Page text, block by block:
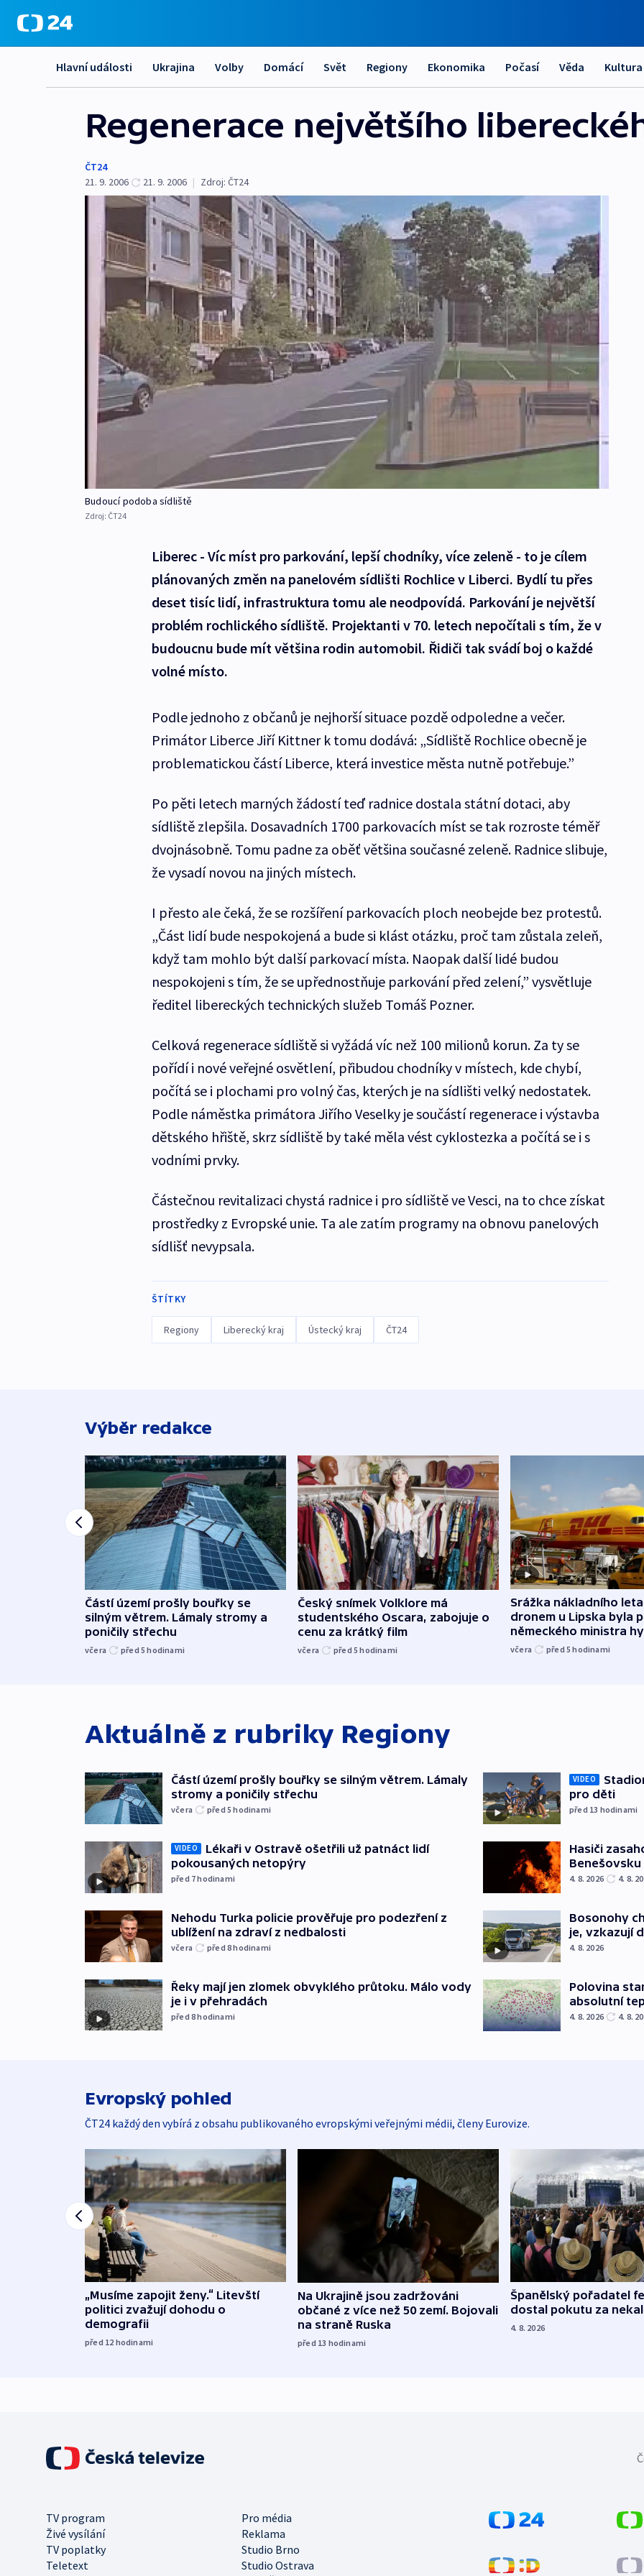
Hlavní události Ukrajina Volby Domácí Svět Regiony Ekonomika Počasí Věda Kultura
Regenerace největšího
ČT24
21. 9. 2006
21. 9. 2006 | Zdroj: ČT24
Budoucí podoba sídliště
Zdroj: ČT24
Liberec - Víc míst pro parkování, lepší chodníky, více zeleně - to je cílem
plánovaných změn na panelovém sídlišti Rochlice v Liberci. Bydlí tu přes
deset tisíc lidí, infrastruktura tomu ale neodpovídá. Parkování je největší
problém rochlického sídliště. Projektanti v 70. letech nepočítali s tím, že v
budoucnu bude mít většina rodin automobil. Řidiči tak svádí boj o každé
volné místo.
Podle jednoho z občanů je nejhorší situace pozdě odpoledne a večer.
Primátor Liberce Jiří Kittner k tomu dodává: „Sídliště Rochlice obecně je
problematickou částí Liberce, která investice města nutně potřebuje.”
Po pěti letech marných žádostí teď radnice dostala státní dotaci, aby
sídliště zlepšila. Dosavadních 1700 parkovacích míst se tak rozroste téměř
dvojnásobně. Tomu padne za oběť většina současné zeleně. Radnice slibuje,
že vysadí novou na jiných místech.
I přesto ale čeká, že se rozšíření parkovacích ploch neobejde bez protestů.
„Část lidí bude nespokojená a bude si klást otázku, proč tam zůstala zeleň,
když tam mohlo být další parkovací místa. Naopak další lidé budou
nespokojeni s tím, že se upřednostňuje parkování před zelení,” vysvětluje
ředitel libereckých technických služeb Tomáš Pozner.
Celková regenerace sídliště si vyžádá víc než 100 milionů korun. Za ty se
pořídí i nové veřejné osvětlení, přibudou chodníky v místech, kde chybí,
počítá se i plochami pro volný čas, kterých je na sídlišti velký nedostatek.
Podle náměstka primátora Jiřího Veselky je součástí regenerace i výstavba
dětského hřiště, skrz sídliště by také měla vést cyklostezka a počítá se i s
vodními prvky.
Částečnou revitalizaci chystá radnice i pro sídliště ve Vesci, na to chce získat
prostředky z Evropské unie. Ta ale zatím programy na obnovu panelových
sídlišť nevypsala.
ŠTÍTKY
Regiony Liberecký kraj Ústecký kraj ČT24
Výběr redakce
Částí území prošly bouřky se
silným větrem. Lámaly stromy a
poničily střechu
včera před 5hodinami
Český snímek Volklore má
studentského Oscara, zabojuje o
cenu za krátký film
včera před 5hodinami
Srážka nákladního
dronem u Lipska byla
německého ministra
včera před 5hodinami
Aktuálně z rubriky Regiony
Částí území prošly bouřky se silným větrem. Lámaly
stromy a poničily střechu
včera před 5hodinami
VIDEO
Lékaři v Ostravě ošetřili už patnáct lidí
pokousaných netopýry
před 7hodinami
Nehodu Turka policie prověřuje pro podezření z
ublížení na zdraví z nedbalosti
včera před 8hodinami
Řeky mají jen zlomek obvyklého průtoku. Málo vody
je i v přehradách
před 8hodinami
VIDEO
pro děti
před 13 hodinami
Hasiči
Benešovsku
4. 8. 2026 4. 8.
Bosonohy
je, vzkazují
4. 8. 2026
Polovina
absolutní
4. 8. 2026 4. 8.
Evropský pohled
ČT24 každý den vybírá z obsahu publikovaného evropskými veřejnými médii, členy Eurovize.
„Musíme zapojit ženy.“ Litevští
politici zvažují dohodu o
demografii
před 12 hodinami
Na Ukrajině jsou zadržováni
občané z více než 50 zemí. Bojovali
na straně Ruska
před 13 hodinami
Španělský pořadatel
dostal pokutu za
4. 8. 2026
TV program
Pro média
Živé vysílání
Reklama
TV poplatky
Studio Brno
Teletext
Studio Ostrava